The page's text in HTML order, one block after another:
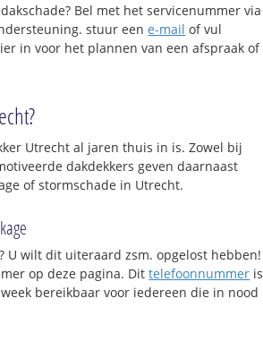
Bel met het servicenummer via
stuur eene-mail of vul
in voor het plannen van een afspraak of
Utrecht al jaren thuis in is. Zowel bij
dakdekkers geven daarnaast
of stormschade in Utrecht.
U wilt dit uiteraard zsm. opgelost hebben!
op deze pagina. Dittelefoonnummer is
bereikbaar voor iedereen die in nood